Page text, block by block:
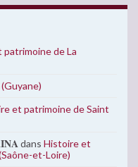
de La
et patrimoine de Saint
dans Histoire et
et-Loire)